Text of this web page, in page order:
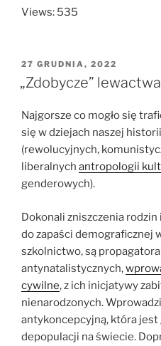
Views: 535
OPUBLIKOWANE
W
27 GRUDNIA, 2022
„Zdobycze”
Najgorsze co mogło się
się w dziejach naszej
(rewolucyjnych,
liberalnych antropologii
genderowych).
Dokonali zniszczenia
do zapaści demograficznej
szkolnictwo, są
antynatalistycznych,
cywilne, z ich inicjatywy
nienarodzonych.
antykoncepcyjną, która jest
depopulacji na świecie.